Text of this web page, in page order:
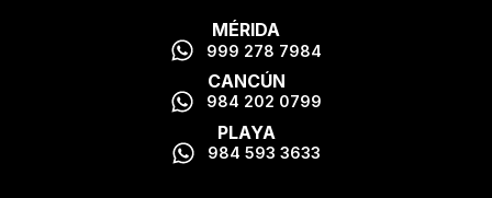
MÉRIDA
999 278 7984
CANCÚN
984 202 0799
PLAYA
984 593 3633